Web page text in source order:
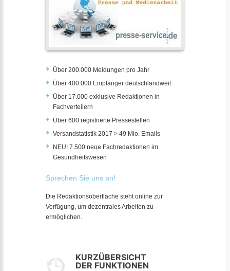
Über 200.000 Meldungen pro Jahr
Über 400.000 Empfänger deutschlandweit
Über 17.000 exklusive Redaktionen in
Fachverteilern
Über 600 registrierte Pressestellen
Versandstatistik 2017 > 49 Mio. Emails
NEU! 7.500 neue Fachredaktionen im
Gesundheitswesen
Sprechen Sie uns an!
Die Redaktionsoberfläche steht online zur
Verfügung, um dezentrales Arbeiten zu
ermöglichen.
KURZÜBERSICHT
DER FUNKTIONEN